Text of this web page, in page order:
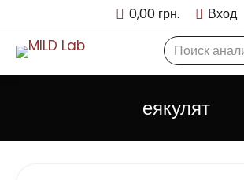
0,00 грн. Вход
Search:
еякулят